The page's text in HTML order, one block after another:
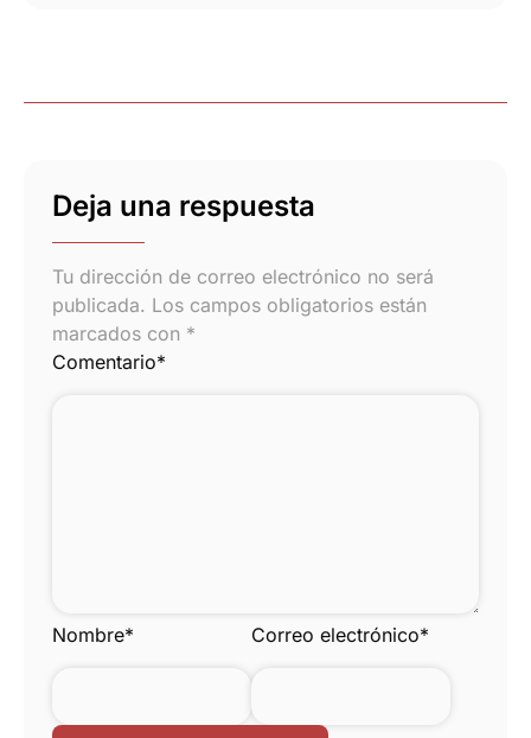
Deja una respuesta
Tu dirección de correo electrónico no será
publicada. Los campos obligatorios están
marcados con *
Comentario*
Nombre* Correo electrónico*